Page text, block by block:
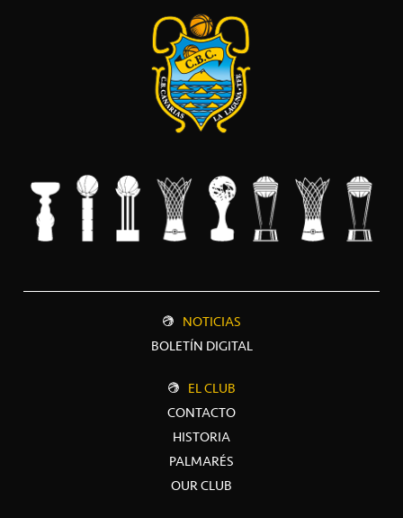
NOTICIAS
BOLETÍN DIGITAL
EL CLUB
CONTACTO
HISTORIA
PALMARÉS
OUR CLUB